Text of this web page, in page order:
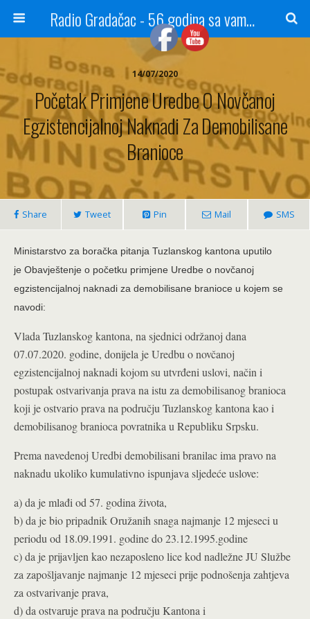
Radio Gradačac - 56 godina sa vama...
14/07/2020
Početak Primjene Uredbe O Novčanoj
Egzistencijalnoj Naknadi Za Demobilisane
Branioce
Share Tweet Pin Mail SMS
Ministarstvo za boračka pitanja Tuzlanskog kantona uputilo
je Obavještenje o početku primjene Uredbe o novčanoj
egzistencijalnoj naknadi za demobilisane branioce u kojem se
navodi:
Vlada Tuzlanskog kantona, na sjednici održanoj dana
07.07.2020. godine, donijela je Uredbu o novčanoj
egzistencijalnoj naknadi kojom su utvrđeni uslovi, način i
postupak ostvarivanja prava na istu za demobilisanog branioca
koji je ostvario prava na području Tuzlanskog kantona kao i
demobilisanog branioca povratnika u Republiku Srpsku.
Prema navedenoj Uredbi demobilisani branilac ima pravo na
naknadu ukoliko kumulativno ispunjava sljedeće uslove:
a) da je mlađi od 57. godina života,
b) da je bio pripadnik Oružanih snaga najmanje 12 mjeseci u
periodu od 18.09.1991. godine do 23.12.1995.godine
c) da je prijavljen kao nezaposleno lice kod nadležne JU Službe
za zapošljavanje najmanje 12 mjeseci prije podnošenja zahtjeva
za ostvarivanje prava,
d) da ostvaruje prava na području Kantona i